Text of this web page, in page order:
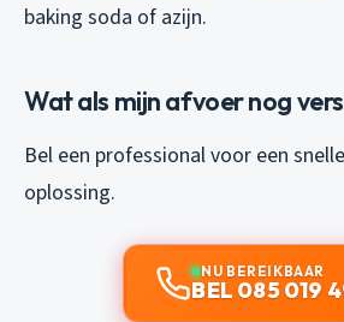
baking soda of azijn.
Wat als mijn afvoer nog
Bel een professional voor een
oplossing.
NU BEREIKBAAR
BEL 085 019